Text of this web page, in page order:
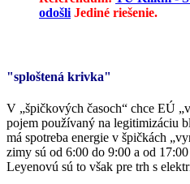
odošli Jediné riešenie.
"sploštená krivka"
V „špičkových časoch“ chce EÚ
pojem používaný na legitimizáciu
má spotreba energie v špičkách
zimy sú od 6:00 do 9:00 a od
Leyenovú sú to však pre trh s